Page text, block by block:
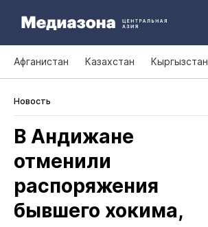
Афганистан Казахстан Кыргызстан
Новость
В Андижане
отменили
распоряжения
бывшего хокима,